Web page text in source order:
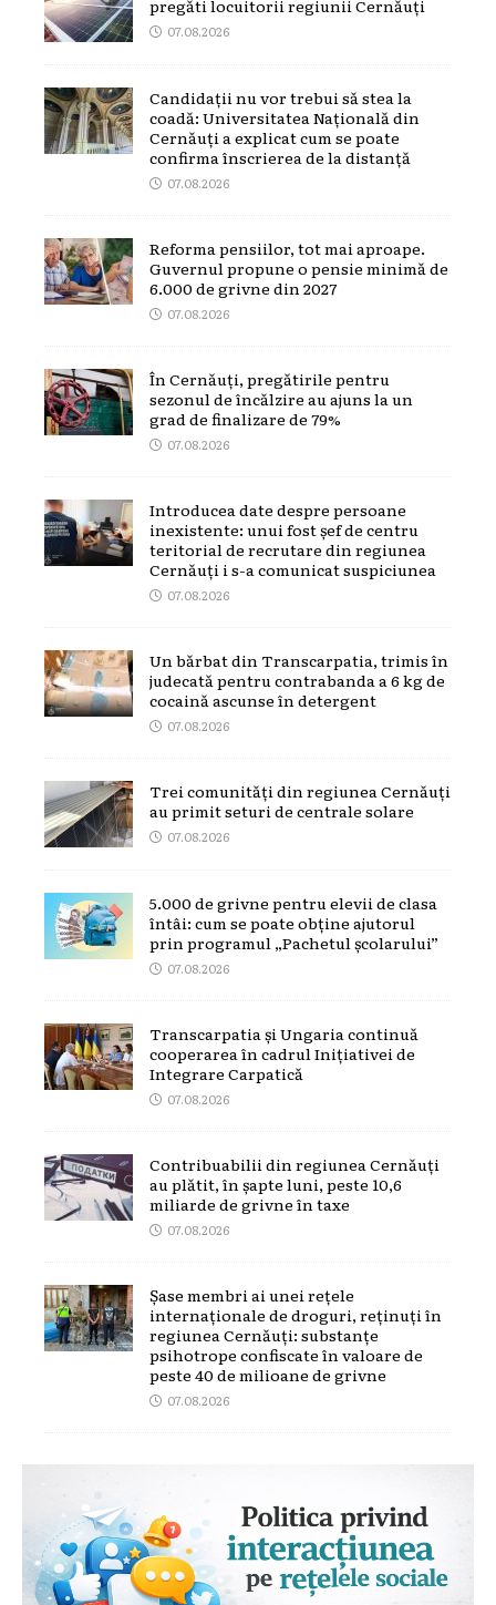
pregăti locuitorii regiunii Cernăuți
07.08.2026
Candidații nu vor trebui să stea la
coadă: Universitatea Națională din
Cernăuți a explicat cum se poate
confirma înscrierea de la distanță
07.08.2026
Reforma pensiilor, tot mai aproape.
Guvernul propune o pensie minimă de
6.000 de grivne din 2027
07.08.2026
În Cernăuți, pregătirile pentru
sezonul de încălzire au ajuns la un
grad de finalizare de 79%
07.08.2026
Introducea date despre persoane
inexistente: unui fost șef de centru
teritorial de recrutare din regiunea
Cernăuți i s-a comunicat suspiciunea
07.08.2026
Un bărbat din Transcarpatia, trimis în
judecată pentru contrabanda a 6 kg de
cocaină ascunse în detergent
07.08.2026
Trei comunități din regiunea Cernăuți
au primit seturi de centrale solare
07.08.2026
5.000 de grivne pentru elevii de clasa
întâi: cum se poate obține ajutorul
prin programul „Pachetul școlarului”
07.08.2026
Transcarpatia și Ungaria continuă
cooperarea în cadrul Inițiativei de
Integrare Carpatică
07.08.2026
Contribuabilii din regiunea Cernăuți
au plătit, în șapte luni, peste 10,6
miliarde de grivne în taxe
07.08.2026
Șase membri ai unei rețele
internaționale de droguri, reținuți în
regiunea Cernăuți: substanțe
psihotrope confiscate în valoare de
peste 40 de milioane de grivne
07.08.2026